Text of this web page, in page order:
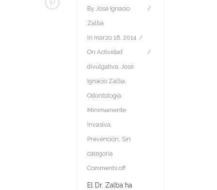
By José Ignacio
Zalba
In marzo 18, 2014
On Actividad
divulgativa, José
Ignacio Zalba,
Odontología
Mínimamente
Invasiva,
Prevención, Sin
categoría
Comments off
El Dr. Zalba ha